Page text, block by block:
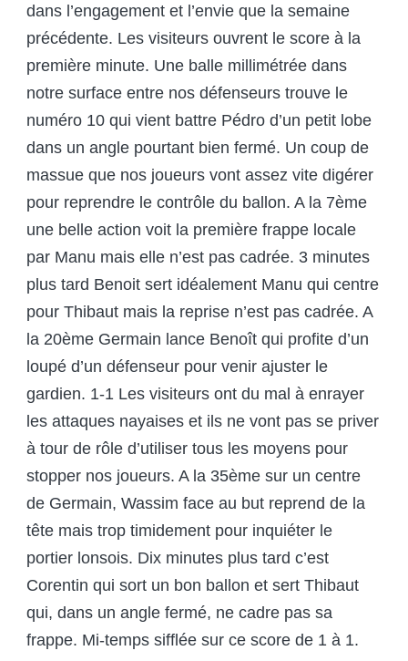
dans l’engagement et l’envie que la semaine
précédente. Les visiteurs ouvrent le score à la
première minute. Une balle millimétrée dans
notre surface entre nos défenseurs trouve le
numéro 10 qui vient battre Pédro d’un petit lobe
dans un angle pourtant bien fermé. Un coup de
massue que nos joueurs vont assez vite digérer
pour reprendre le contrôle du ballon. A la 7ème
une belle action voit la première frappe locale
par Manu mais elle n’est pas cadrée. 3 minutes
plus tard Benoit sert idéalement Manu qui centre
pour Thibaut mais la reprise n’est pas cadrée. A
la 20ème Germain lance Benoît qui profite d’un
loupé d’un défenseur pour venir ajuster le
gardien. 1-1 Les visiteurs ont du mal à enrayer
les attaques nayaises et ils ne vont pas se priver
à tour de rôle d’utiliser tous les moyens pour
stopper nos joueurs. A la 35ème sur un centre
de Germain, Wassim face au but reprend de la
tête mais trop timidement pour inquiéter le
portier lonsois. Dix minutes plus tard c’est
Corentin qui sort un bon ballon et sert Thibaut
qui, dans un angle fermé, ne cadre pas sa
frappe. Mi-temps sifflée sur ce score de 1 à 1.